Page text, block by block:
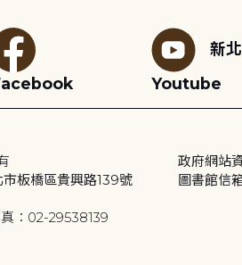
新
Youtube
板橋區貴興路139號
：02-29538139
政府網站
圖書館信